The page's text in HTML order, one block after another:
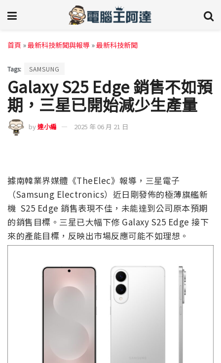
首頁 »最新科技新聞與報導 »最新科技新聞
Tags: SAMSUNG
Galaxy S25 Edge 銷售不如預
期，三星已開始減少生產量
by達小編 2025 年 06 月 21 日
據南韓業界媒體《TheElec》報導，三星電子
（Samsung Electronics）近日剛發佈的極薄旗艦新
機 S25 Edge 銷售表現不佳，未能達到公司原本預期
的銷售目標。三星已大幅下修 Galaxy S25 Edge 接下
來的產能目標，反映出市場反應可能不如理想。